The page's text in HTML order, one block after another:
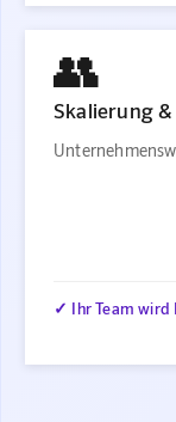
👥
Skalierung
✓ Ihr Team